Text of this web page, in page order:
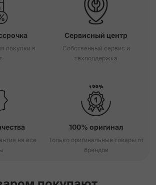
покупки в
Сервисный центр
Собственный сервис и
техподдержка
на все
100% оригинал
Только оригинальные товары от
брендов